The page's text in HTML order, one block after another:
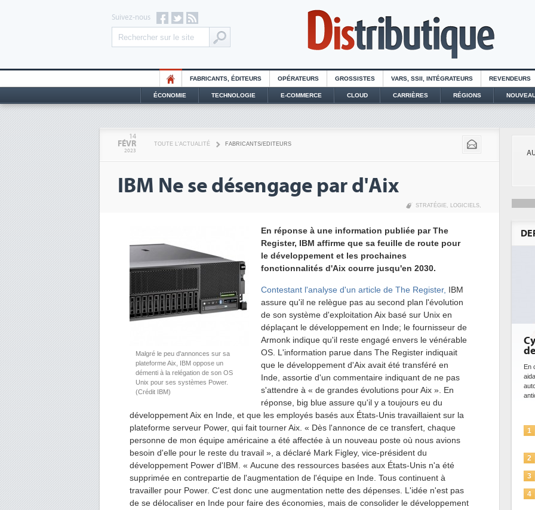
Suivez-nous
FABRICANTS, ÉDITEURS OPÉRATEURS GROSSISTES VARS, SSII, INTÉGRATEURS REVENDEURS
ÉCONOMIE TECHNOLOGIE E-COMMERCE CLOUD CARRIÈRES RÉGIONS
14
FÉVR
2023
TOUTE L'ACTUALITÉ FABRICANTS/EDITEURS
IBM Ne se désengage par d'Aix
STRATÉGIE, LOGICIELS,
Malgré le peu d'annonces sur sa
plateforme Aix, IBM oppose un
démenti à la relégation de son OS
Unix pour ses systèmes Power.
(Crédit IBM)
En réponse à une information publiée par The
Register, IBM affirme que sa feuille de route pour
le développement et les prochaines
fonctionnalités d'Aix courre jusqu'en 2030.
Contestant l'analyse d'un article de The Register, IBM
assure qu'il ne relègue pas au second plan l'évolution
de son système d'exploitation Aix basé sur Unix en
déplaçant le développement en Inde; le fournisseur de
Armonk indique qu'il reste engagé envers le vénérable
OS. L'information parue dans The Register indiquait
que le développement d'Aix avait été transféré en
Inde, assortie d'un commentaire indiquant de ne pas
s'attendre à « de grandes évolutions pour Aix ». En
réponse, big blue assure qu'il y a toujours eu du
développement Aix en Inde, et que les employés basés aux États-Unis travaillaient sur la
plateforme serveur Power, qui fait tourner Aix. « Dès l'annonce de ce transfert, chaque
personne de mon équipe américaine a été affectée à un nouveau poste où nous avions
besoin d'elle pour le reste du travail », a déclaré Mark Figley, vice-président du
développement Power d'IBM. « Aucune des ressources basées aux États-Unis n'a été
supprimée en contrepartie de l'augmentation de l'équipe en Inde. Tous continuent à
travailler pour Power. C'est donc une augmentation nette des dépenses. L'idée n'est pas
de se délocaliser en Inde pour faire des économies, mais de consolider le développement
Cybersécurité, le double visage
de l'IA
En cybersécurité, l'IA joue un double rôle : le gentil en
aidant à détecter et à prévenir les menaces, à
automatiser les processus de sécurité, à simuler et
anticiper les...
1
L'IA, déjà bien présente dans les
solutions de sécurité et...
2 La sécurité des IA en question
3 Sécuriser les IA par l'IA
4
IA et conformité : un défi crucial
pour les entreprises